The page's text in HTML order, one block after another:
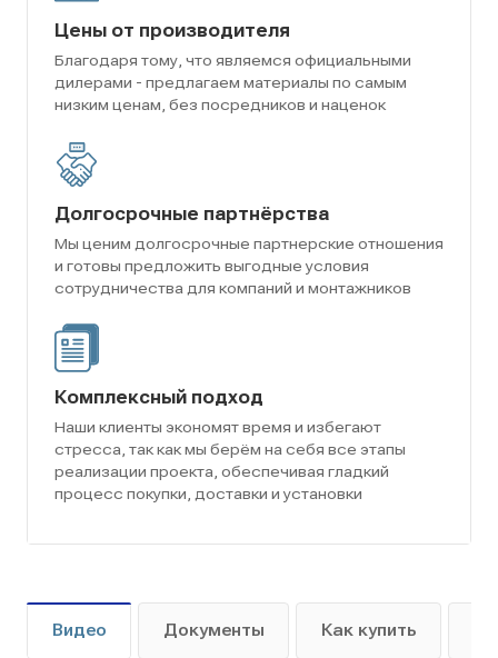
Цены от производителя
Благодаря тому, что являемся официальными
дилерами - предлагаем материалы по самым
низким ценам, без посредников и наценок
Долгосрочные партнёрства
Мы ценим долгосрочные партнерские отношения
и готовы предложить выгодные условия
сотрудничества для компаний и монтажников
Комплексный подход
Наши клиенты экономят время и избегают
стресса, так как мы берём на себя все этапы
реализации проекта, обеспечивая гладкий
процесс покупки, доставки и установки
Видео Документы Как купить